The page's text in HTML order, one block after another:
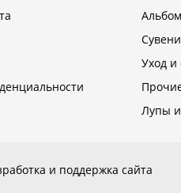
Уход и
Лупы
и поддержка сайта